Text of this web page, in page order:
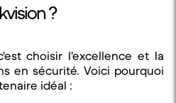
?
choisir l'excellence et la
en sécurité. Voici pourquoi
idéal :